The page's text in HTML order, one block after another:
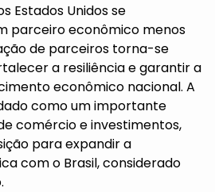
Estados Unidos se
parceiro econômico menos
de parceiros torna-se
a resiliência e garantir a
econômico nacional. A
como um importante
comércio e investimentos,
para expandir a
com o Brasil, considerado